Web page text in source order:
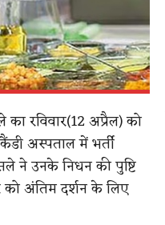
रविवार(12 अप्रैल) को
अस्पताल में भर्ती
ने उनके निधन की पुष्टि
को अंतिम दर्शन के लिए